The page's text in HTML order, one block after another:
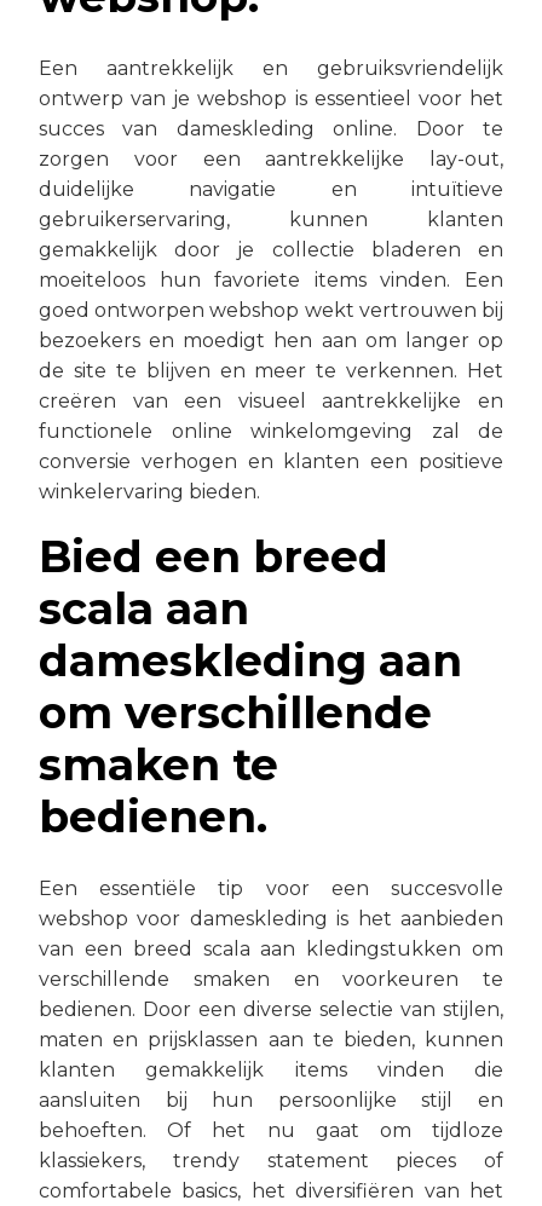
Een aantrekkelijk en gebruiksvriendelijk
ontwerp van je webshop is essentieel voor het
succes van dameskleding online. Door te
zorgen voor een aantrekkelijke lay-out,
duidelijke navigatie en intuïtieve
gebruikerservaring, kunnen klanten
gemakkelijk door je collectie bladeren en
moeiteloos hun favoriete items vinden. Een
goed ontworpen webshop wekt vertrouwen bij
bezoekers en moedigt hen aan om langer op
de site te blijven en meer te verkennen. Het
creëren van een visueel aantrekkelijke en
functionele online winkelomgeving zal de
conversie verhogen en klanten een positieve
winkelervaring bieden.
Bied een breed
scala aan
dameskleding aan
om verschillende
smaken te
bedienen.
Een essentiële tip voor een succesvolle
webshop voor dameskleding is het aanbieden
van een breed scala aan kledingstukken om
verschillende smaken en voorkeuren te
bedienen. Door een diverse selectie van stijlen,
maten en prijsklassen aan te bieden, kunnen
klanten gemakkelijk items vinden die
aansluiten bij hun persoonlijke stijl en
behoeften. Of het nu gaat om tijdloze
klassiekers, trendy statement pieces of
comfortabele basics, het diversifiëren van het